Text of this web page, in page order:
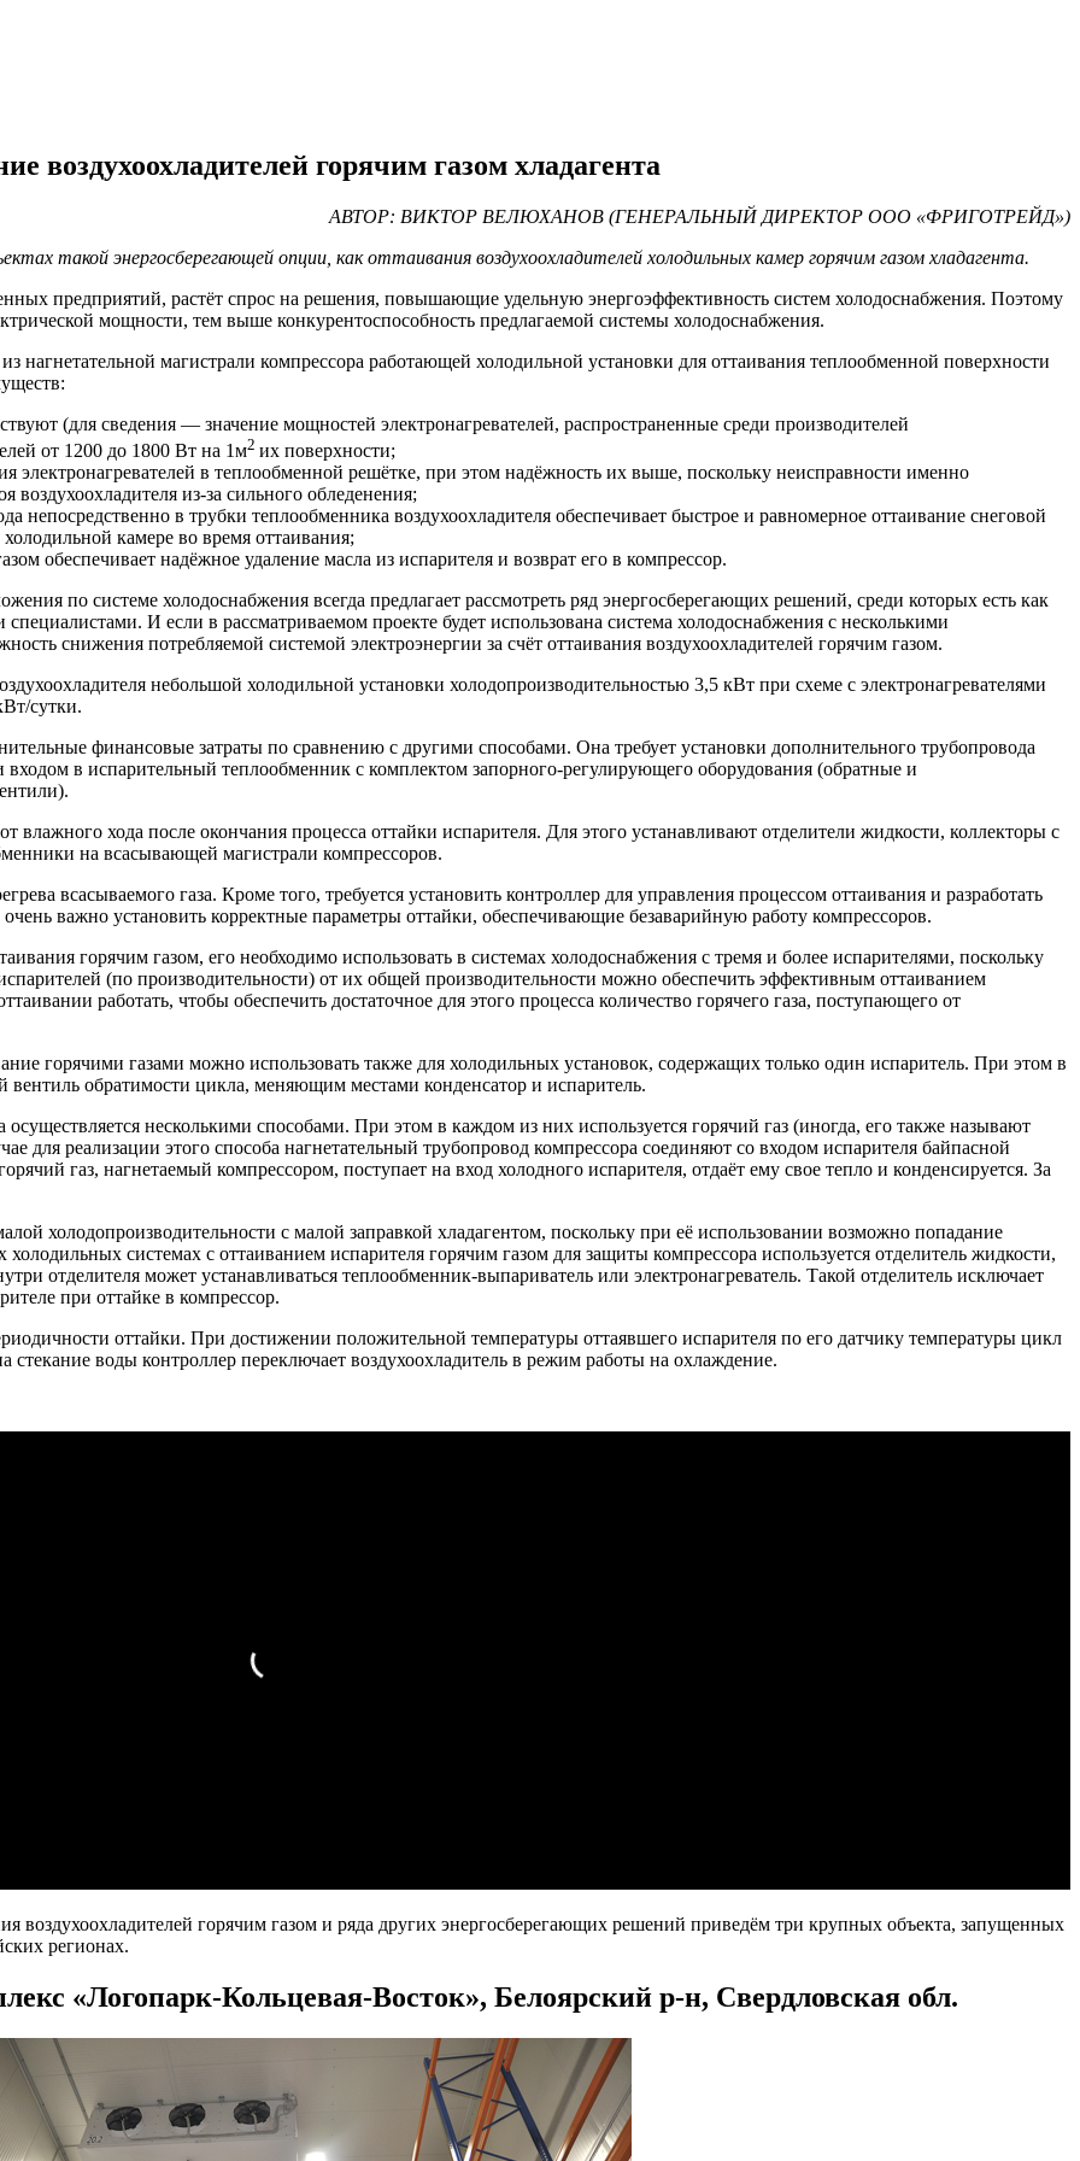
воздухоохладителей горячим газом хладагента
АВТОР: ВИКТОР ВЕЛЮХАНОВ (ГЕНЕРАЛЬНЫЙ ДИРЕКТОР ООО «ФРИГОТРЕЙД»)
такой энергосберегающей опции, как оттаивания воздухоохладителей холодильных камер горячим газом хладагента.
предприятий, растёт спрос на решения, повышающие удельную энергоэффективность систем холодоснабжения. Поэтому
мощности, тем выше конкурентоспособность предлагаемой системы холодоснабжения.
нагнетательной магистрали компрессора работающей холодильной установки для оттаивания теплообменной поверхности
(для сведения — значение мощностей электронагревателей, распространенные среди производителей
от 1200 до 1800 Вт на 1м2 их поверхности;
электронагревателей в теплообменной решётке, при этом надёжность их выше, поскольку неисправности именно
воздухоохладителя из-за сильного обледенения;
непосредственно в трубки теплообменника воздухоохладителя обеспечивает быстрое и равномерное оттаивание снеговой
камере во время оттаивания;
обеспечивает надёжное удаление масла из испарителя и возврат его в компрессор.
по системе холодоснабжения всегда предлагает рассмотреть ряд энергосберегающих решений, среди которых есть как
И если в рассматриваемом проекте будет использована система холодоснабжения с несколькими
снижения потребляемой системой электроэнергии за счёт оттаивания воздухоохладителей горячим газом.
небольшой холодильной установки холодопроизводительностью 3,5 кВт при схеме с электронагревателями
сутки.
финансовые затраты по сравнению с другими способами. Она требует установки дополнительного трубопровода
в испарительный теплообменник с комплектом запорного-регулирующего оборудования (обратные и
хода после окончания процесса оттайки испарителя. Для этого устанавливают отделители жидкости, коллекторы с
на всасывающей магистрали компрессоров.
всасываемого газа. Кроме того, требуется установить контроллер для управления процессом оттаивания и разработать
важно установить корректные параметры оттайки, обеспечивающие безаварийную работу компрессоров.
горячим газом, его необходимо использовать в системах холодоснабжения с тремя и более испарителями, поскольку
(по производительности) от их общей производительности можно обеспечить эффективным оттаиванием
работать, чтобы обеспечить достаточное для этого процесса количество горячего газа, поступающего от
горячими газами можно использовать также для холодильных установок, содержащих только один испаритель. При этом в
вентиль обратимости цикла, меняющим местами конденсатор и испаритель.
несколькими способами. При этом в каждом из них используется горячий газ (иногда, его также называют
для реализации этого способа нагнетательный трубопровод компрессора соединяют со входом испарителя байпасной
газ, нагнетаемый компрессором, поступает на вход холодного испарителя, отдаёт ему свое тепло и конденсируется. За
холодопроизводительности с малой заправкой хладагентом, поскольку при её использовании возможно попадание
системах с оттаиванием испарителя горячим газом для защиты компрессора используется отделитель жидкости,
отделителя может устанавливаться теплообменник-выпариватель или электронагреватель. Такой отделитель исключает
при оттайке в компрессор.
оттайки. При достижении положительной температуры оттаявшего испарителя по его датчику температуры цикл
стекание воды контроллер переключает воздухоохладитель в режим работы на охлаждение.
воздухоохладителей горячим газом и ряда других энергосберегающих решений приведём три крупных объекта, запущенных
регионах.
«Логопарк-Кольцевая-Восток», Белоярский р-н, Свердловская обл.